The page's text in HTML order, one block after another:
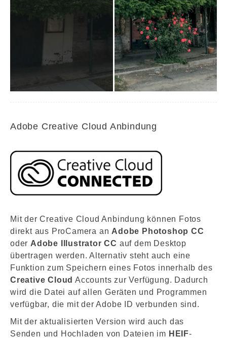
Adobe Creative Cloud Anbindung
Mit der Creative Cloud Anbindung können Fotos
direkt aus ProCamera an Adobe Photoshop CC
oder Adobe Illustrator CC auf dem Desktop
übertragen werden. Alternativ steht auch eine
Funktion zum Speichern eines Fotos innerhalb des
Creative Cloud Accounts zur Verfügung. Dadurch
wird die Datei auf allen Geräten und Programmen
verfügbar, die mit der Adobe ID verbunden sind.
Mit der aktualisierten Version wird auch das
Senden und Hochladen von Dateien im HEIF-